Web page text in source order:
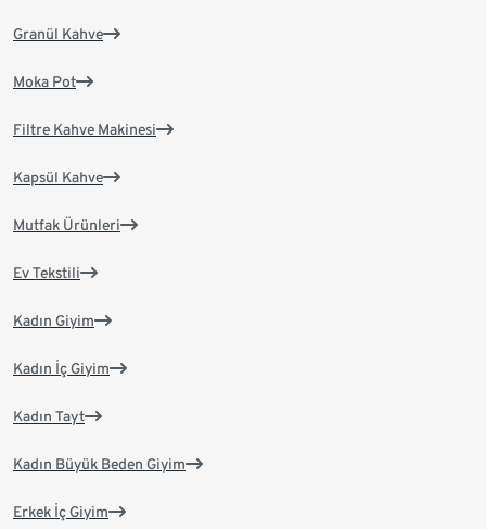
Granül Kahve
Moka Pot
Filtre Kahve Makinesi
Kapsül Kahve
Mutfak Ürünleri
Ev Tekstili
Kadın Giyim
Kadın İç Giyim
Kadın Tayt
Kadın Büyük Beden Giyim
Erkek İç Giyim